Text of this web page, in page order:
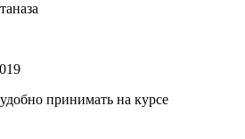
принимать на курсе